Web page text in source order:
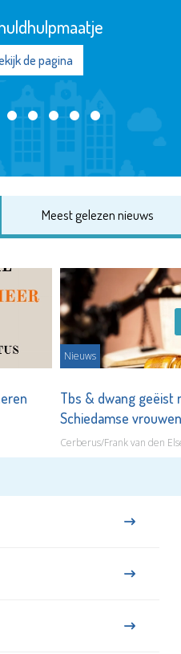
de pagina
Meest gelezen nieuws
Nieuws
Tbs & dwang geëist
Schiedamse
Cerberus/Frank van den